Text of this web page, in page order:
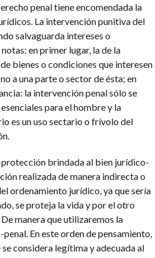
penal tiene encomendada la
La intervención punitiva del
salvaguarda intereses o
en primer lugar, la de la
bienes o condiciones que interesen
a una parte o sector de ésta; en
la intervención penal sólo se
para el hombre y la
es un uso sectario o frívolo del
protección brindada al bien jurídico-
realizada de manera indirecta o
ordenamiento jurídico, ya que sería
se proteja la vida y por el otro
manera que utilizaremos la
En este orden de pensamiento,
considera legítima y adecuada al